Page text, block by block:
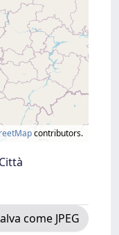
contributors.
Città
come JPEG